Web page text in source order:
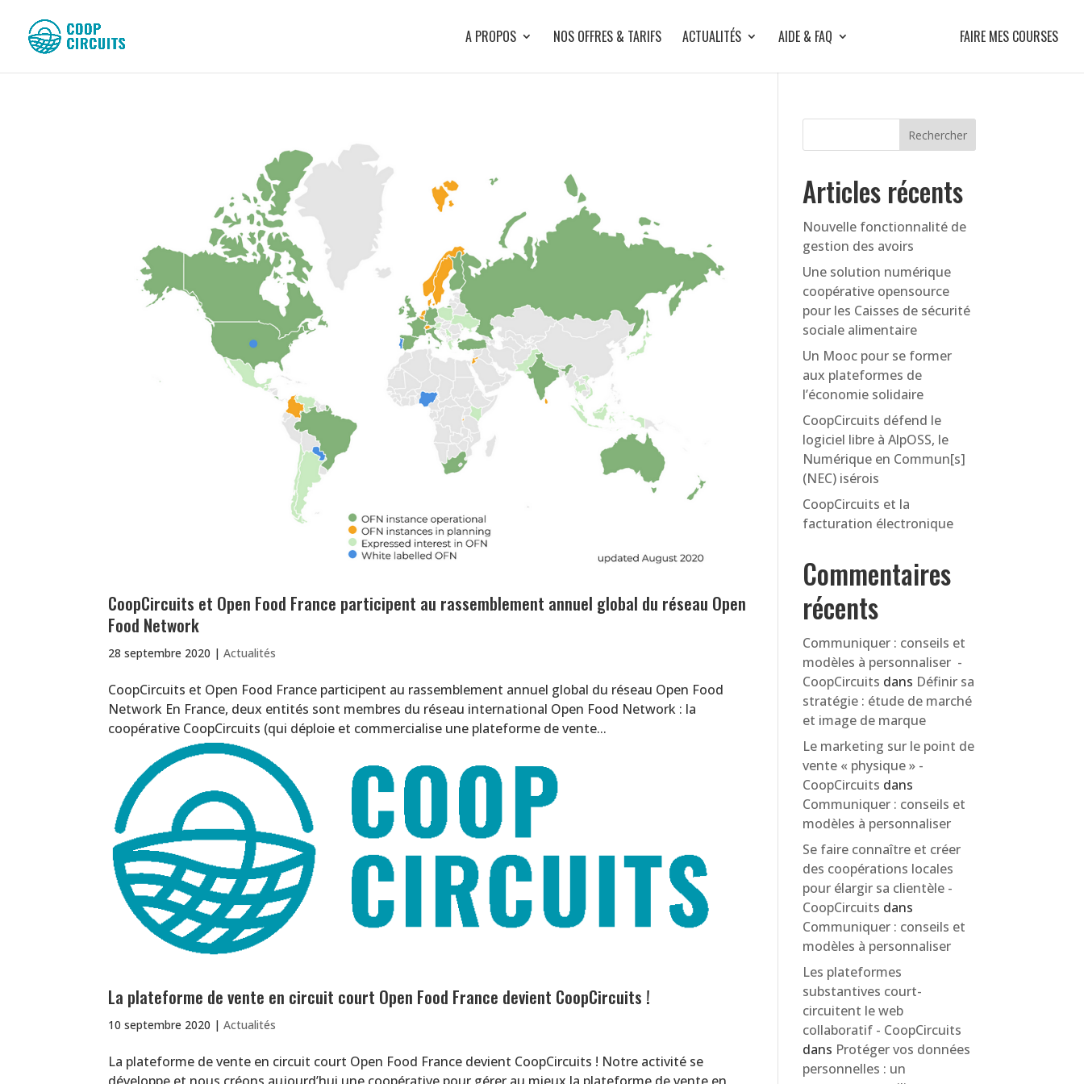
A PROPOS NOS OFFRES & TARIFS ACTUALITÉS AIDE & FAQ FAIRE MES COURSES
CoopCircuits et Open Food France participent au rassemblement annuel global du réseau Open
Food Network
28 septembre 2020 |Actualités
CoopCircuits et Open Food France participent au rassemblement annuel global du réseau Open Food
Network En France, deux entités sont membres du réseau international Open Food Network : la
coopérative CoopCircuits (qui déploie et commercialise une plateforme de vente...
La plateforme de vente en circuit court Open Food France devient CoopCircuits !
10 septembre 2020 |Actualités
La plateforme de vente en circuit court Open Food France devient CoopCircuits ! Notre activité se
Articles récents
Nouvelle fonctionnalité de
gestion des avoirs
Une solution numérique
coopérative opensource
pour les Caisses de sécurité
sociale alimentaire
Un Mooc pour se former
aux plateformes de
l’économie solidaire
CoopCircuits défend le
logiciel libre à AlpOSS, le
Numérique en Commun[s]
(NEC) isérois
CoopCircuits et la
facturation électronique
Commentaires
récents
Communiquer : conseils et
modèles à personnaliser -
CoopCircuits dans Définir sa
stratégie : étude de marché
et image de marque
Le marketing sur le point de
vente « physique » -
CoopCircuits dans
Communiquer : conseils et
modèles à personnaliser
Se faire connaître et créer
des coopérations locales
pour élargir sa clientèle -
CoopCircuits dans
Communiquer : conseils et
modèles à personnaliser
Les plateformes
substantives court-
circuitent le web
collaboratif - CoopCircuits
dans Protéger vos données
personnelles : un